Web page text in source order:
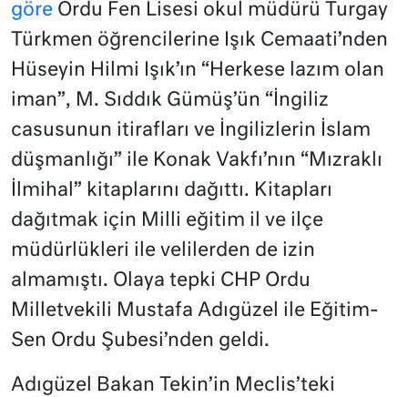
göre Ordu Fen Lisesi okul müdürü Turgay
Türkmen öğrencilerine Işık Cemaati’nden
Hüseyin Hilmi Işık’ın “Herkese lazım olan
iman”, M. Sıddık Gümüş’ün “İngiliz
casusunun itirafları ve İngilizlerin İslam
düşmanlığı” ile Konak Vakfı’nın “Mızraklı
İlmihal” kitaplarını dağıttı. Kitapları
dağıtmak için Milli eğitim il ve ilçe
müdürlükleri ile velilerden de izin
almamıştı. Olaya tepki CHP Ordu
Milletvekili Mustafa Adıgüzel ile Eğitim-
Sen Ordu Şubesi’nden geldi.
Adıgüzel Bakan Tekin’in Meclis’teki